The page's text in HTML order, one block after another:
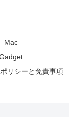
Mac
リシーと免責事項